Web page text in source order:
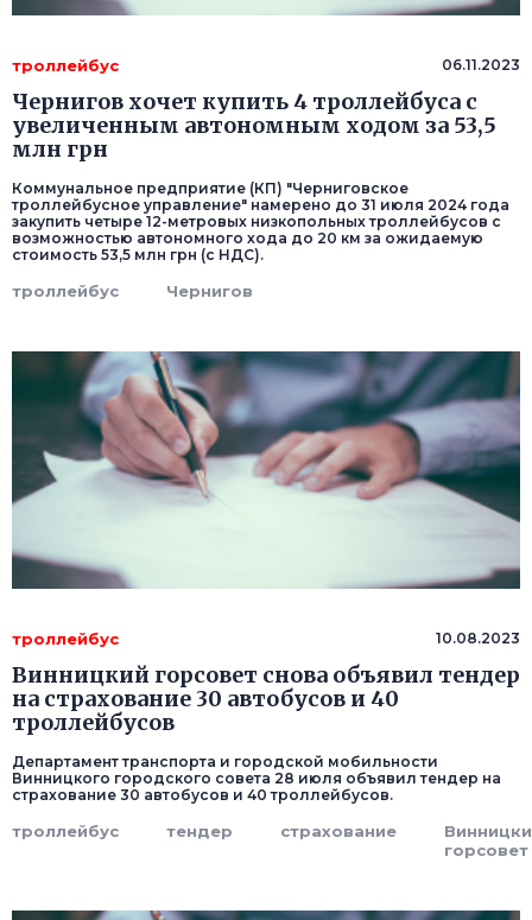
троллейбус 06.11.2023
Чернигов хочет купить 4 троллейбуса с
увеличенным автономным ходом за 53,5
млн грн
Коммунальное предприятие (КП) "Черниговское
троллейбусное управление" намерено до 31 июля 2024 года
закупить четыре 12-метровых низкопольных троллейбусов с
возможностью автономного хода до 20 км за ожидаемую
стоимость 53,5 млн грн (с НДС).
троллейбус Чернигов
троллейбус 10.08.2023
Винницкий горсовет снова объявил тендер
на страхование 30 автобусов и 40
троллейбусов
Департамент транспорта и городской мобильности
Винницкого городского совета 28 июля объявил тендер на
страхование 30 автобусов и 40 троллейбусов.
троллейбус тендер страхование
горсовет